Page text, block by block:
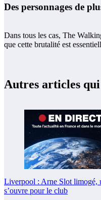
Des personnages de
Dans tous les cas, The
que cette brutalité est
Autres articles
Liverpool : Arne Slot limogé,
s’ouvre pour le club